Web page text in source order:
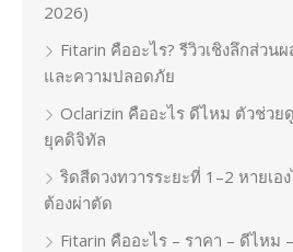
2026)
Fitarin คืออะไร? รีวิวเชิงลึกส่ว
และความปลอดภัย
Oclarizin คืออะไร ดีไหม ตัวช่ว
ยุคดิจิทัล
ริดสีดวงทวารระยะที่ 1–2 หายเอ
ต้องผ่าตัด
Fitarin คืออะไร – ราคา – ดีไหม